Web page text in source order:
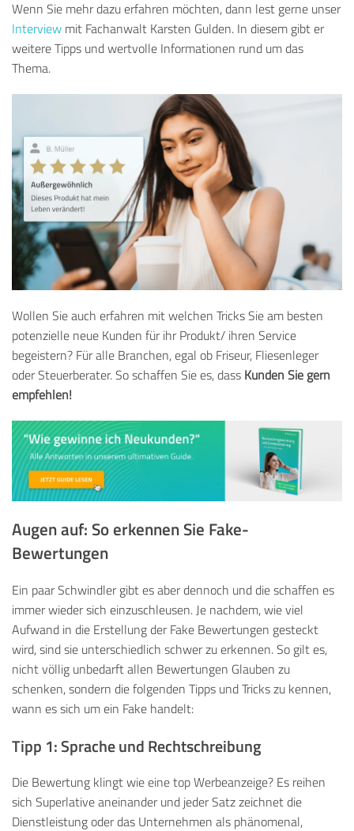
Wenn Sie mehr dazu erfahren möchten, dann lest gerne unser
Interview mit Fachanwalt Karsten Gulden. In diesem gibt er
weitere Tipps und wertvolle Informationen rund um das
Thema.
Wollen Sie auch erfahren mit welchen Tricks Sie am besten
potenzielle neue Kunden für ihr Produkt/ ihren Service
begeistern? Für alle Branchen, egal ob Friseur, Fliesenleger
oder Steuerberater. So schaffen Sie es, dass Kunden Sie gern
empfehlen!
Augen auf: So erkennen Sie Fake-
Bewertungen
Ein paar Schwindlergibt es aber dennoch und die schaffen es
immer wieder sich einzuschleusen. Je nachdem, wie viel
Aufwand in die Erstellung der Fake Bewertungen gesteckt
wird, sind sie unterschiedlich schwer zu erkennen.So gilt es,
nicht völlig unbedarft allen Bewertungen Glauben zu
schenken, sondern die folgenden Tipps und Tricks zu kennen,
wann es sich um ein Fake handelt:
Tipp 1: Sprache und Rechtschreibung
Die Bewertung klingt wie eine top Werbeanzeige? Es reihen
sich Superlative aneinander und jeder Satz zeichnet die
Dienstleistung oder das Unternehmen als phänomenal,